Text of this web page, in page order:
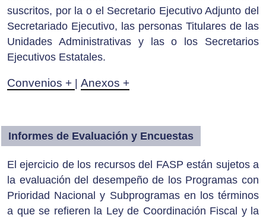
suscritos, por la o el Secretario Ejecutivo Adjunto del
Secretariado Ejecutivo, las personas Titulares de las
Unidades Administrativas y las o los Secretarios
Ejecutivos Estatales.
Convenios + Anexos +
Informes de Evaluación y Encuestas
El ejercicio de los recursos del FASP están sujetos a
la evaluación del desempeño de los Programas con
Prioridad Nacional y Subprogramas en los términos
a que se refieren la Ley de Coordinación Fiscal y la